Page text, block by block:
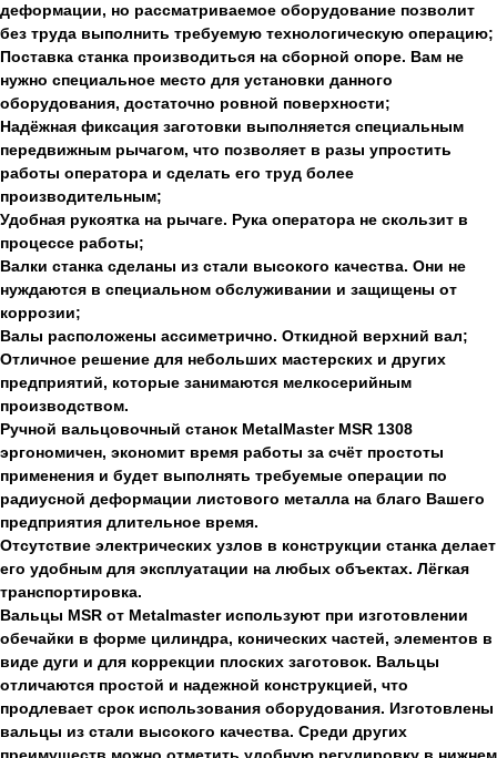
деформации, но рассматриваемое оборудование позволит
без труда выполнить требуемую технологическую операцию;
Поставка станка производиться на сборной опоре. Вам не
нужно специальное место для установки данного
оборудования, достаточно ровной поверхности;
Надёжная фиксация заготовки выполняется специальным
передвижным рычагом, что позволяет в разы упростить
работы оператора и сделать его труд более
производительным;
Удобная рукоятка на рычаге. Рука оператора не скользит в
процессе работы;
Валки станка сделаны из стали высокого качества. Они не
нуждаются в специальном обслуживании и защищены от
коррозии;
Валы расположены ассиметрично. Откидной верхний вал;
Отличное решение для небольших мастерских и других
предприятий, которые занимаются мелкосерийным
производством.
Ручной вальцовочный станок MetalMaster MSR 1308
эргономичен, экономит время работы за счёт простоты
применения и будет выполнять требуемые операции по
радиусной деформации листового металла на благо Вашего
предприятия длительное время.
Отсутствие электрических узлов в конструкции станка делает
его удобным для эксплуатации на любых объектах. Лёгкая
транспортировка.
Вальцы MSR от Metalmaster используют при изготовлении
обечайки в форме цилиндра, конических частей, элементов в
виде дуги и для коррекции плоских заготовок. Вальцы
отличаются простой и надежной конструкцией, что
продлевает срок использования оборудования. Изготовлены
вальцы из стали высокого качества. Среди других